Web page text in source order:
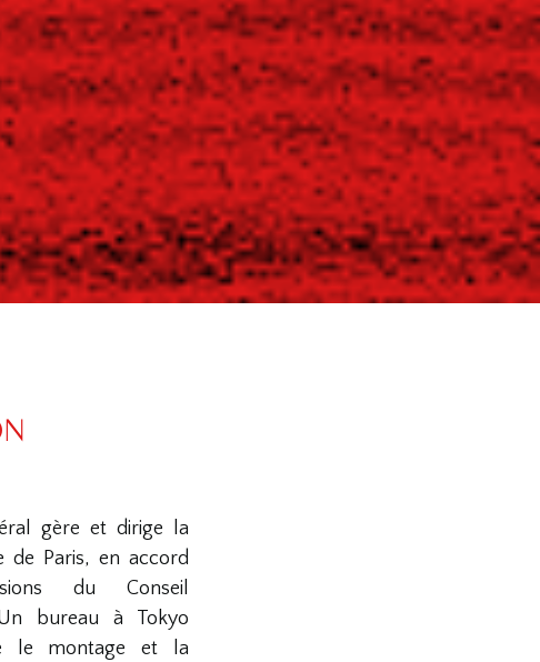
gère et dirige la
de Paris, en accord
du Conseil
Un bureau à Tokyo
le montage et la